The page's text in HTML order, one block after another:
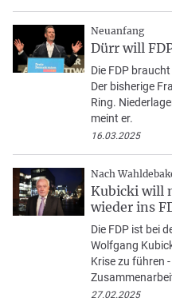
Neuanfang
Dürr will
Die FDP
Der bisherige
Ring.
meint er.
16.03.2025
Nach
Kubicki will
wieder ins
Die FDP ist bei
Wolfgang
Krise zu führen
27.02.2025